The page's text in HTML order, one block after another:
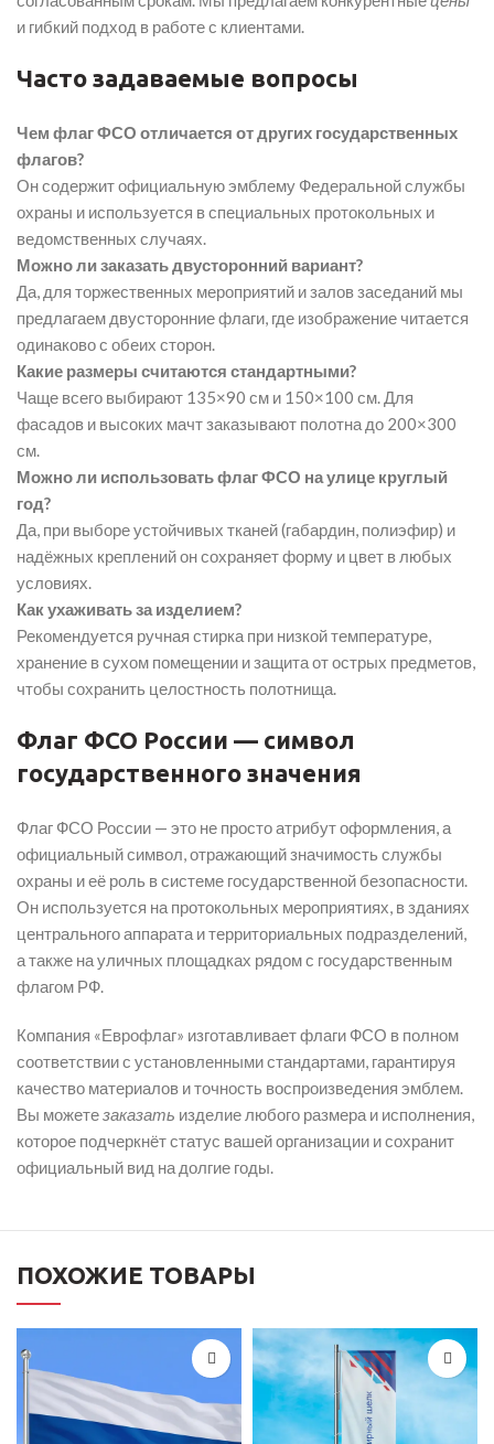
и гибкий подход в работе с клиентами.
Часто задаваемые вопросы
Чем флаг ФСО отличается от других государственных
флагов?
Он содержит официальную эмблему Федеральной службы
охраны и используется в специальных протокольных и
ведомственных случаях.
Можно ли заказать двусторонний вариант?
Да, для торжественных мероприятий и залов заседаний мы
предлагаем двусторонние флаги, где изображение читается
одинаково с обеих сторон.
Какие размеры считаются стандартными?
Чаще всего выбирают 135×90 см и 150×100 см. Для
фасадов и высоких мачт заказывают полотна до 200×300
см.
Можно ли использовать флаг ФСО на улице круглый
год?
Да, при выборе устойчивых тканей (габардин, полиэфир) и
надёжных креплений он сохраняет форму и цвет в любых
условиях.
Как ухаживать за изделием?
Рекомендуется ручная стирка при низкой температуре,
хранение в сухом помещении и защита от острых предметов,
чтобы сохранить целостность полотнища.
Флаг ФСО России — символ
государственного значения
Флаг ФСО России — это не просто атрибут оформления, а
официальный символ, отражающий значимость службы
охраны и её роль в системе государственной безопасности.
Он используется на протокольных мероприятиях, в зданиях
центрального аппарата и территориальных подразделений,
а также на уличных площадках рядом с государственным
флагом РФ.
Компания «Еврофлаг» изготавливает флаги ФСО в полном
соответствии с установленными стандартами, гарантируя
качество материалов и точность воспроизведения эмблем.
Вы можетезаказать изделие любого размера и исполнения,
которое подчеркнёт статус вашей организации и сохранит
официальный вид на долгие годы.
ПОХОЖИЕ ТОВАРЫ